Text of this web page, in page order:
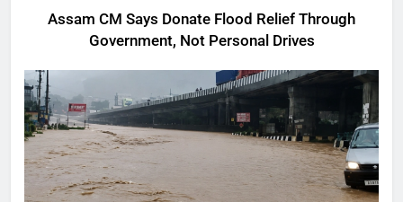
Assam CM Says Donate Flood Relief Through
Government, Not Personal Drives